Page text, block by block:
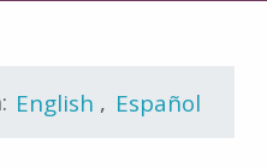
English , Español